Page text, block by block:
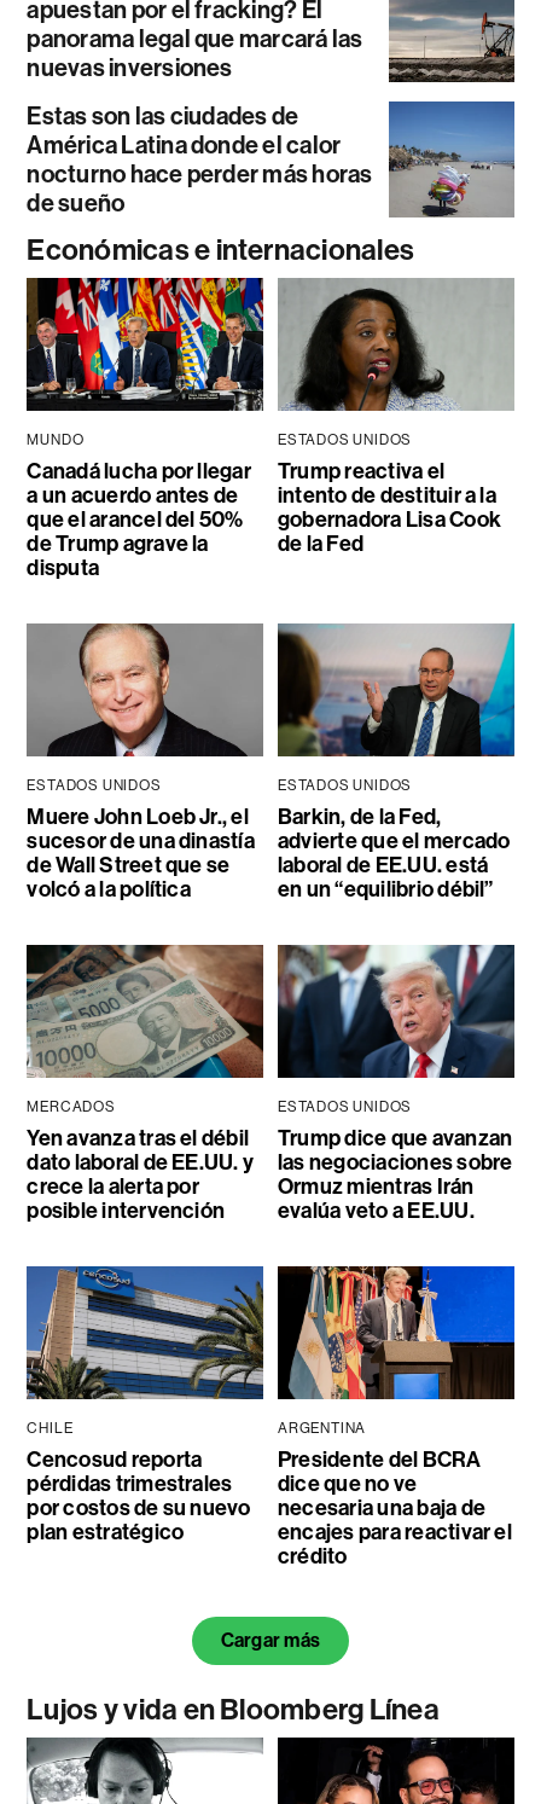
apuestan por el fracking? El
panorama legal que marcará las
nuevas inversiones
Estas son las ciudades de
América Latina donde el calor
nocturno hace perder más horas
de sueño
Económicas e internacionales
MUNDO
Canadá lucha por llegar
a un acuerdo antes de
que el arancel del 50%
de Trump agrave la
disputa
ESTADOS UNIDOS
Trump reactiva el
intento de destituir a la
gobernadora Lisa Cook
de la Fed
ESTADOS UNIDOS
Muere John Loeb Jr., el
sucesor de una dinastía
de Wall Street que se
volcó a la política
ESTADOS UNIDOS
Barkin, de la Fed,
advierte que el mercado
laboral de EE.UU. está
en un “equilibrio débil”
MERCADOS
Yen avanza tras el débil
dato laboral de EE.UU. y
crece la alerta por
posible intervención
ESTADOS UNIDOS
Trump dice que avanzan
las negociaciones sobre
Ormuz mientras Irán
evalúa veto a EE.UU.
CHILE
Cencosud reporta
pérdidas trimestrales
por costos de su nuevo
plan estratégico
ARGENTINA
Presidente del BCRA
dice que no ve
necesaria una baja de
encajes para reactivar el
crédito
Cargar más
Lujos y vida en Bloomberg Línea